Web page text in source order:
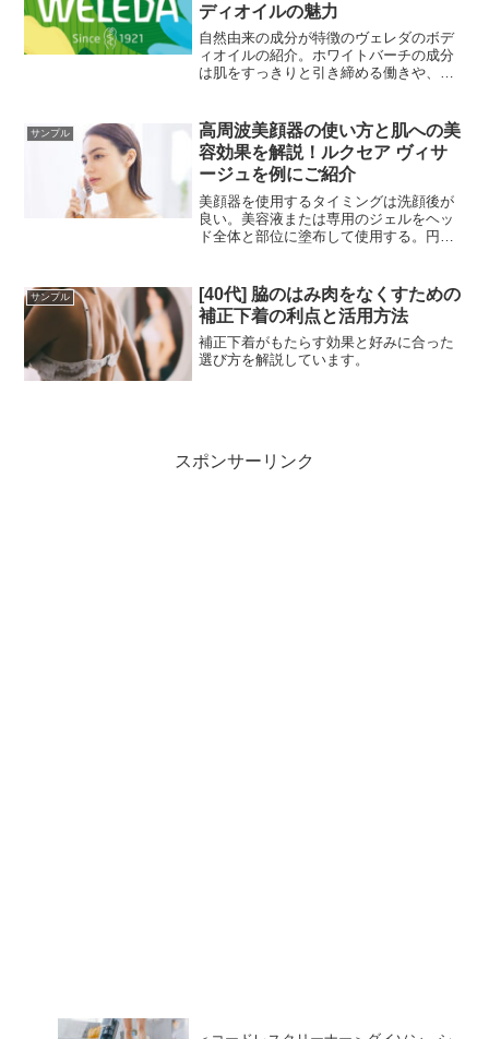
ディオイルの魅力
自然由来の成分が特徴のヴェレダのボデ
ィオイルの紹介。ホワイトバーチの成分
は肌をすっきりと引き締める働きや、疲
効果があります。
サンプル
高周波美顔器の使い方と肌への美
容効果を解説！ルクセア ヴィサ
ージュを例にご紹介
美顔器を使用するタイミングは洗顔後が
良い。美容液または専用のジェルをヘッ
ド全体と部位に塗布して使用する。円を
サンプル
[40代] 脇のはみ肉をなくすための
補正下着の利点と活用方法
補正下着がもたらす効果と好みに合った
選び方を解説しています。
スポンサーリンク